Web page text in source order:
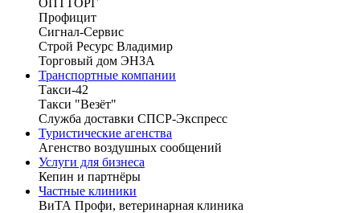
Профицит
Сигнал-Сервис
Строй Ресурс Владимир
Торговый дом ЭНЗА
Транспортные компании
Такси-42
Такси "Везёт"
Служба доставки СПСР-Экспресс
Туристические агенства
Агенство воздушных сообщений
Услуги для бизнеса
Кепин и партнёры
Частные клиники
ВиТА Профи, ветеринарная клиника